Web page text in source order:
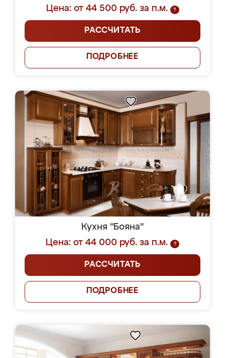
Цена: от 44 500 руб. за п.м.
?
РАССЧИТАТЬ
ПОДРОБНЕЕ
Кухня "Бояна"
Цена: от 44 000 руб. за п.м.
?
РАССЧИТАТЬ
ПОДРОБНЕЕ